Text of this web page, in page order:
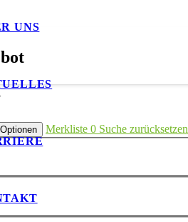
UNS
Merkliste 0 Suche zurücksetzen